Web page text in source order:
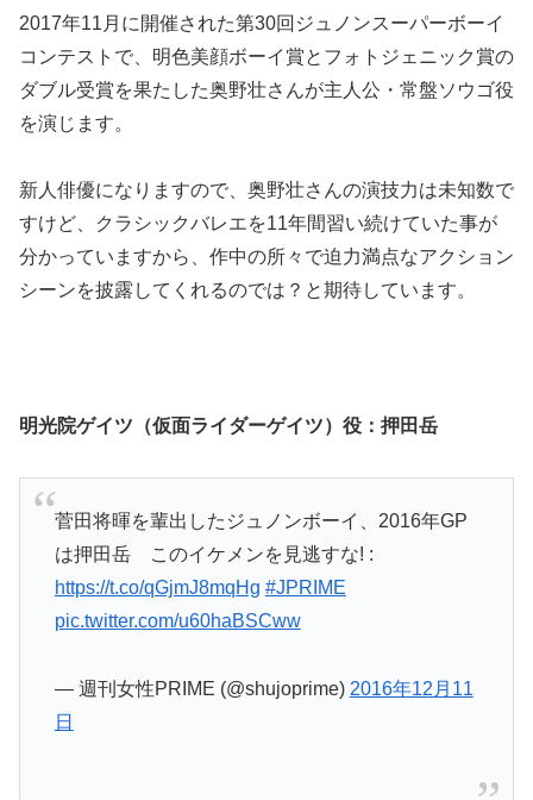
2017年11月に開催された第30回ジュノンスーパーボーイ
コンテストで、明色美顔ボーイ賞とフォトジェニック賞の
ダブル受賞を果たした奥野壮さんが主人公・常盤ソウゴ役
を演じます。
新人俳優になりますので、奥野壮さんの演技力は未知数で
すけど、クラシックバレエを11年間習い続けていた事が
分かっていますから、作中の所々で迫力満点なアクション
シーンを披露してくれるのでは？と期待しています。
明光院ゲイツ（仮面ライダーゲイツ）役：押田岳
菅田将暉を輩出したジュノンボーイ、2016年GP
は押田岳 このイケメンを見逃すな! :
https://t.co/qGjmJ8mqHg #JPRIME
pic.twitter.com/u60haBSCww
— 週刊女性PRIME (@shujoprime) 2016年12月11
日